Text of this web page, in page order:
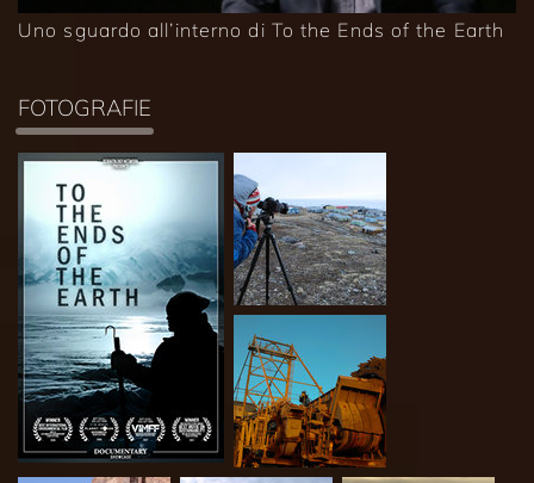
Uno sguardo all’interno di To the Ends of the Earth
FOTOGRAFIE